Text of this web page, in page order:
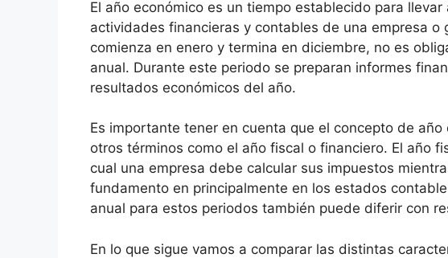
El año económico es un tiempo establecido para
actividades financieras y contables de una empresa o
comienza en enero y termina en diciembre, no es
anual. Durante este periodo se preparan informes
resultados económicos del año.
Es importante tener en cuenta que el concepto de
otros términos como el año fiscal o financiero. El año
cual una empresa debe calcular sus impuestos
fundamento en principalmente en los estados
anual para estos periodos también puede diferir con
En lo que sigue vamos a comparar las distintas